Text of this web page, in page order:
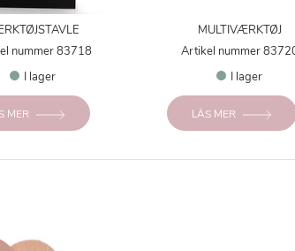
nummer 83718
I lager
MER
MULTIVÆRKTØJ
Artikel nummer
I lager
LÄS MER